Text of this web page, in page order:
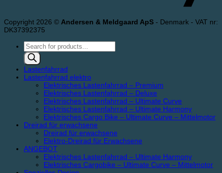
Copyright 2026 © Andersen & Meldgaard ApS - Denmark - VAT nr:
DK37392375
Products
search
Lastenfahrrad
Lastenfahrrad elektro
Elektrisches Lastenfahrrad – Premium
Elektrisches Lastenfahrrad – Deluxe
Elektrisches Lastenfahrrad – Ultimate Curve
Elektrisches Lastenfahrrad – Ultimate Harmony
Elektrisches Cargo Bike – Ultimate Curve – Mittelmotor
Dreirad für erwachsene
Dreirad für erwachsene
Elektro-Dreirad für Erwachsene
ANGEBOT
Elektrisches Lastenfahrrad – Ultimate Harmony
Elektrisches Cargobike – Ultimate Curve – Mittelmotor